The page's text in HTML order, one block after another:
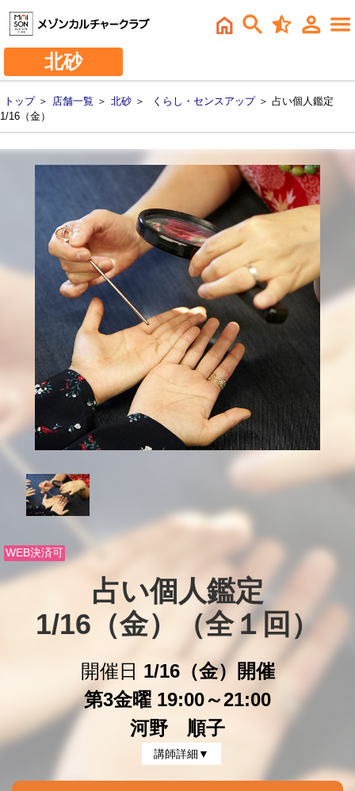
北砂
トップ＞ 店舗一覧 ＞ 北砂 ＞ くらし・センスアップ＞ 占い個人鑑定
1/16（金）
WEB決済可
占い個人鑑定
1/16（金）（全１回）
開催日 1/16（金）開催
第3金曜 19:00～21:00
河野 順子
講師詳細▼